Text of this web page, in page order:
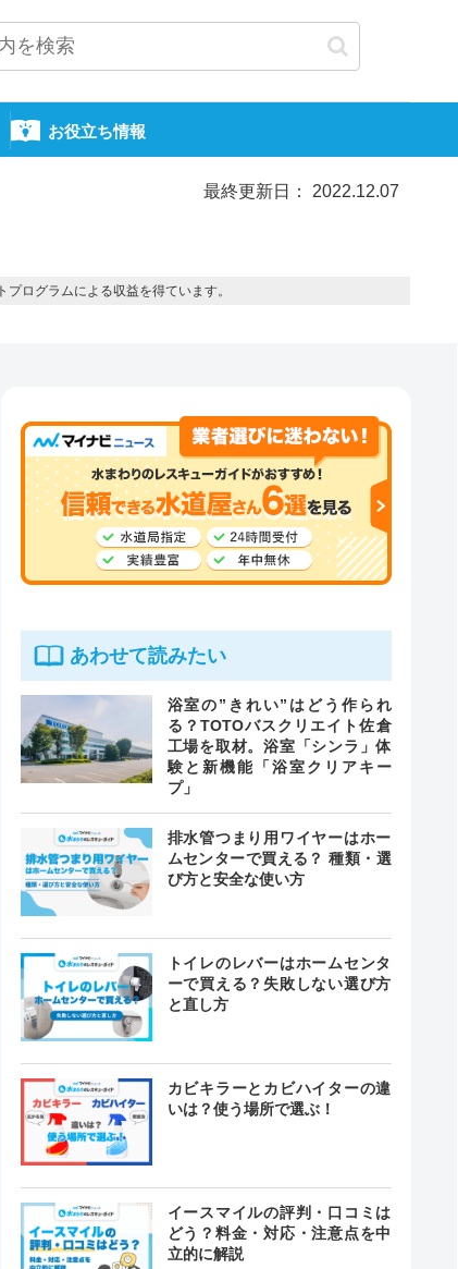
お役立ち情報
最終更新日： 2022.12.07
ログラムによる収益を得ています。
あわせて読みたい
浴室の”きれい”はどう作られ
る？TOTOバスクリエイト佐倉
工場を取材。浴室「シンラ」体
験と新機能「浴室クリアキー
プ」
排水管つまり用ワイヤーはホー
ムセンターで買える？ 種類・選
び方と安全な使い方
トイレのレバーはホームセンタ
ーで買える？失敗しない選び方
と直し方
カビキラーとカビハイターの違
いは？使う場所で選ぶ！
イースマイルの評判・口コミは
どう？料金・対応・注意点を中
立的に解説